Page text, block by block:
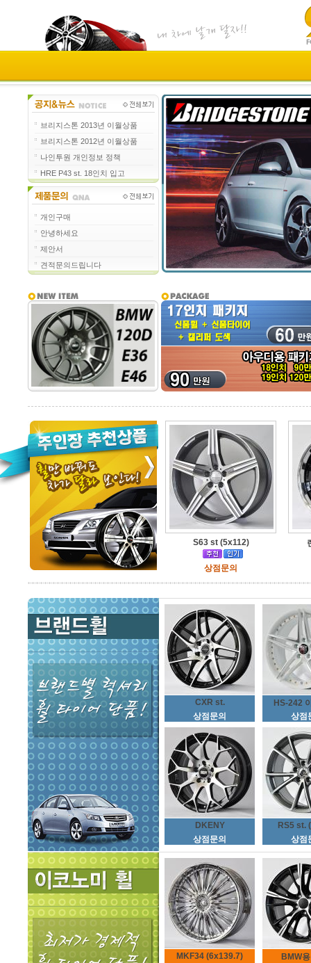
브리지스톤 2013년 이월상품
브리지스톤 2012년 이월상품
나인투원 개인정보 정책
HRE P43 st. 18인치 입고
개인구매
안녕하세요
제안서
견적문의드립니다
S63 st (5x112)
상점문의
CXR st.
상점문의
HS-242
상점
DKENY
상점문의
RS5 st.
상점
MKF34 (6x139.7)
BMW